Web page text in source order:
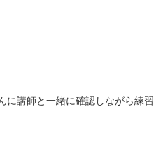
に講師と一緒に確認しながら練習